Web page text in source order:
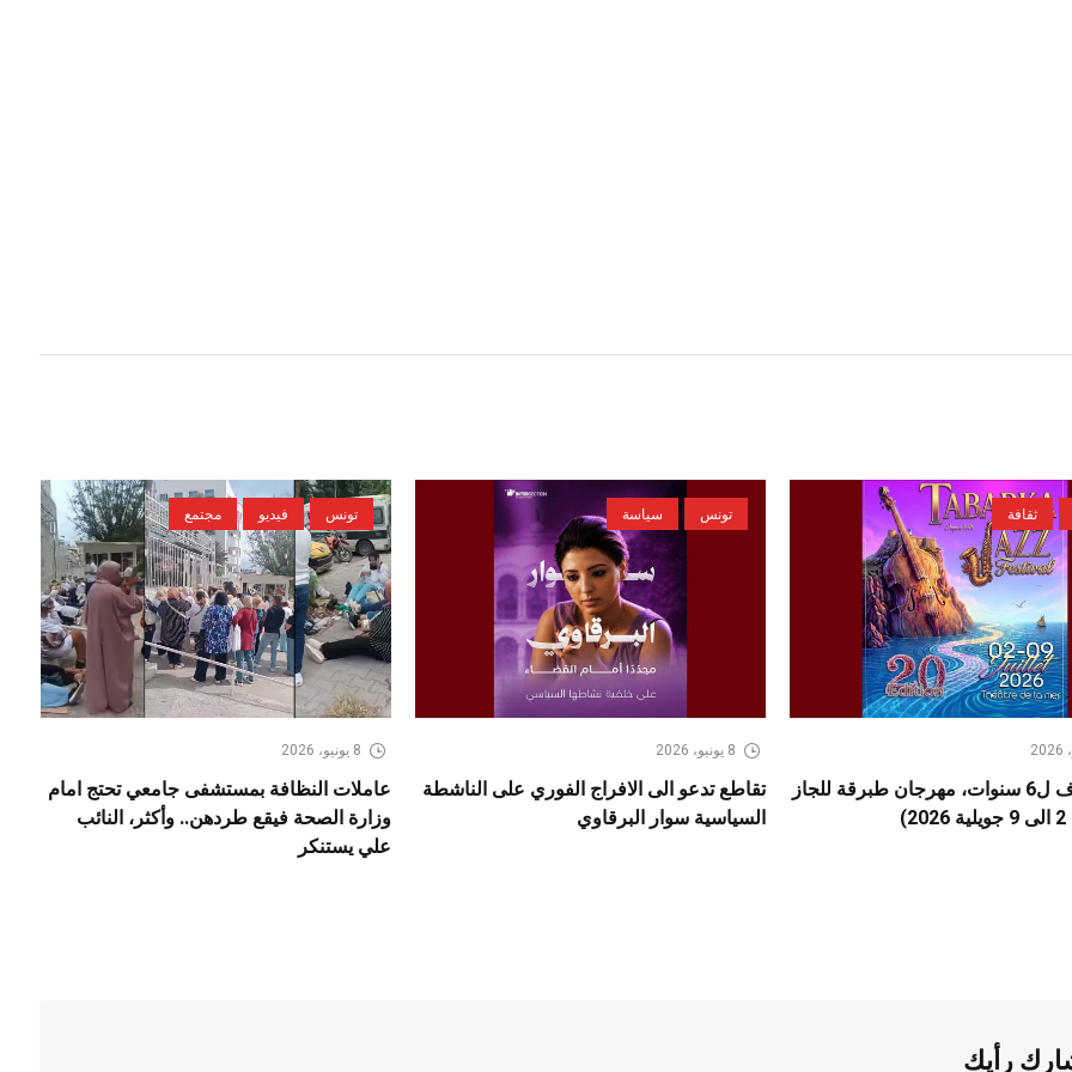
ثقافة
بعد كسوف ل6 سنوات، مهرجان طبرقة للجاز
تونس سياسة
8 يونيو، 2026
تقاطع تدعو الى الافراج الفوري على الناشطة
السياسية سوار البرقاوي
تونس فيديو مجتمع
8 يونيو، 2026
عاملات النظافة بمستشفى جامعي تحتج امام
وزارة الصحة فيقع طردهن.. وأكثر، النائب
علي يستنكر
رأيك